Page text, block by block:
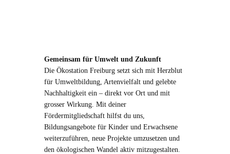
Gemeinsam für Umwelt und Zukunft
Die Ökostation Freiburg setzt sich mit Herzblut
für Umweltbildung, Artenvielfalt und gelebte
Nachhaltigkeit ein – direkt vor Ort und mit
grosser Wirkung. Mit deiner
Fördermitgliedschaft hilfst du uns,
Bildungsangebote für Kinder und Erwachsene
weiterzuführen, neue Projekte umzusetzen und
den ökologischen Wandel aktiv mitzugestalten.